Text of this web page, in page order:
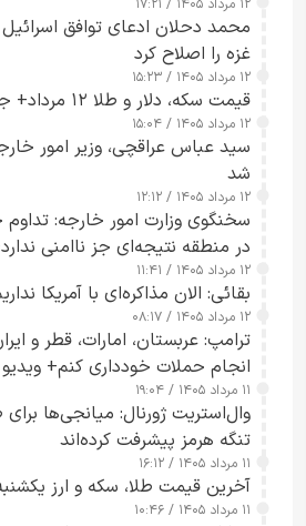
۱۲ مرداد ۱۴۰۵ / ۱۷:۲۱
محمد دحلان ادعای توافق
غزه را اصلاح کرد
۱۲ مرداد ۱۴۰۵ / ۱۵:۲۳
قیمت سکه، دلار و طلا ۱۲ مرداد+ جدول
۱۲ مرداد ۱۴۰۵ / ۱۵:۰۴
سید عباس عراقچی، وزیر امور
شد
۱۲ مرداد ۱۴۰۵ / ۱۲:۱۲
سخنگوی وزارت امور خارجه:
در منطقه نتیجه‌ای جز ناامنی
۱۲ مرداد ۱۴۰۵ / ۱۱:۴۱
بقائی: الان مذاکره‌ای با آمریکا
۱۲ مرداد ۱۴۰۵ / ۰۸:۱۷
ترامپ: عربستان، امارات، قطر و
انجام حملات خودداری کنم+ ویدیو
۱۱ مرداد ۱۴۰۵ / ۱۹:۰۴
وال‌استریت ژورنال: میانجی‌ها
تنگه هرمز پیشرفت کرده‌اند
۱۱ مرداد ۱۴۰۵ / ۱۶:۱۲
آخرین قیمت طلا، سکه و ارز یکشنبه 11 مرداد+
۱۱ مرداد ۱۴۰۵ / ۱۰:۴۶